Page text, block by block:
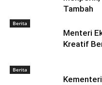
Tambah
Berita
Menteri
Kreatif
Berita